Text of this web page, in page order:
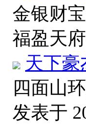
金银财
福盈天
天下豪
四面山
发表于